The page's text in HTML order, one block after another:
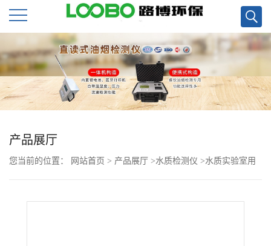
公
司
首
页
公
产品展厅
您当前的位置： 网站首页 > 产品展厅 >水质检测仪 >水质实验室用